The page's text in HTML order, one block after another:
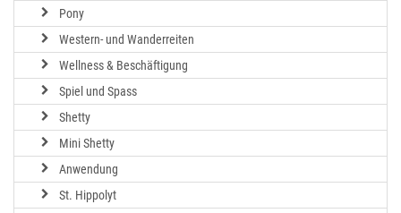
Pony
Western- und Wanderreiten
Wellness & Beschäftigung
Spiel und Spass
Shetty
Mini Shetty
Anwendung
St. Hippolyt